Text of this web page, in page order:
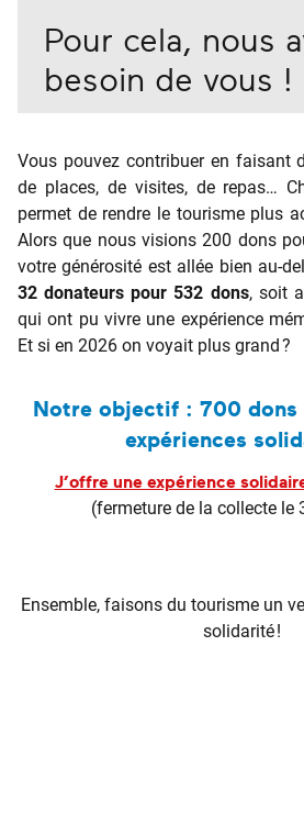
Pour cela, nous
besoin de vous !
Vous pouvez contribuer en faisant
de places, de visites, de repas…
permet de rendre le tourisme plus
Alors que nous visions 200 dons
votre générosité est allée bien au-
32 donateurs pour 532 dons, soit
qui ont pu vivre une expérience
Et si en 2026 on voyait plus grand ?
Notre objectif : 700
expériences
J’offre une expérience
(fermeture de la collecte le
Ensemble, faisons du tourisme un
solidarité !